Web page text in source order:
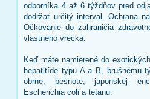
odborníka 4 až 6 týždňov pred
dodržať určitý interval. Ochrana
Očkovanie do zahraničia
vlastného vrecka.
Keď máte namierené do
hepatitíde typu A a B, brušnému
obrne, besnote, japonskej
Escherichia coli a tetanu.